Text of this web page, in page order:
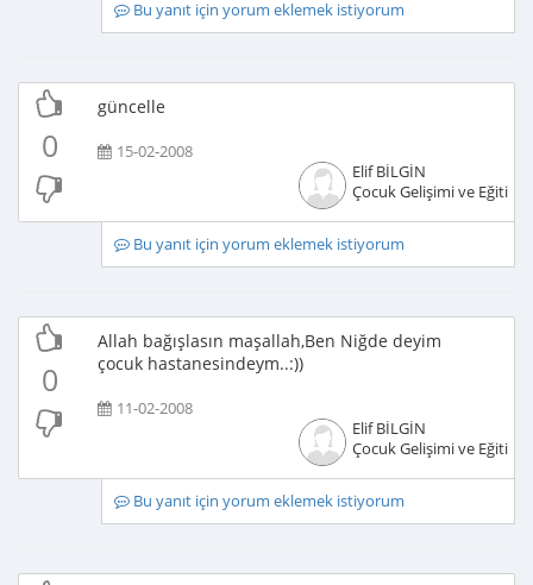
Bu yanıt için yorum eklemek istiyorum
0
güncelle
15-02-2008
Elif BİLGİN
Çocuk Gelişimi ve
Bu yanıt için yorum eklemek istiyorum
0
Allah bağışlasın maşallah,Ben Niğde deyim
çocuk hastanesindeym..:))
11-02-2008
Elif BİLGİN
Çocuk Gelişimi ve
Bu yanıt için yorum eklemek istiyorum